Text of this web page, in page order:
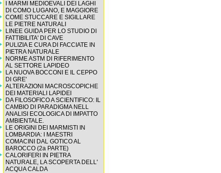
I MARMI MEDIOEVALI DEI LAGHI
DI COMO LUGANO, E MAGGIORE
COME STUCCARE E SIGILLARE
LE PIETRE NATURALI
LINEE GUIDA PER LO STUDIO DI
FATTIBILITA' DI CAVE
PULIZIA E CURA DI FACCIATE IN
PIETRA NATURALE
NORME ASTM DI RIFERIMENTO
AL SETTORE LAPIDEO
LA NUOVA BOCCONI E IL CEPPO
DI GRE'
ALTERAZIONI MACROSCOPICHE
DEI MATERIALI LAPIDEI
DA FILOSOFICO A SCIENTIFICO: IL
CAMBIO DI PARADIGMA NELL
ANALISI ECOLOGICA DI IMPATTO
AMBIENTALE.
LE ORIGINI DEI MARMISTI IN
LOMBARDIA: I MAESTRI
COMACINI DAL GOTICO AL
BAROCCO (2a PARTE)
CALORIFERI IN PIETRA
NATURALE, LA SCOPERTA DELL'
ACQUA CALDA